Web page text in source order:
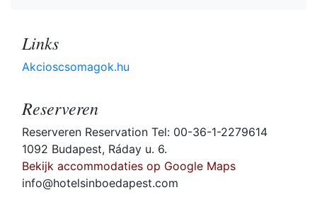
Links
Akcioscsomagok.hu
Reserveren
Reserveren Reservation Tel: 00-36-1-2279614
1092 Budapest, Ráday u. 6.
Bekijk accommodaties op Google Maps
info@hotelsinboedapest.com